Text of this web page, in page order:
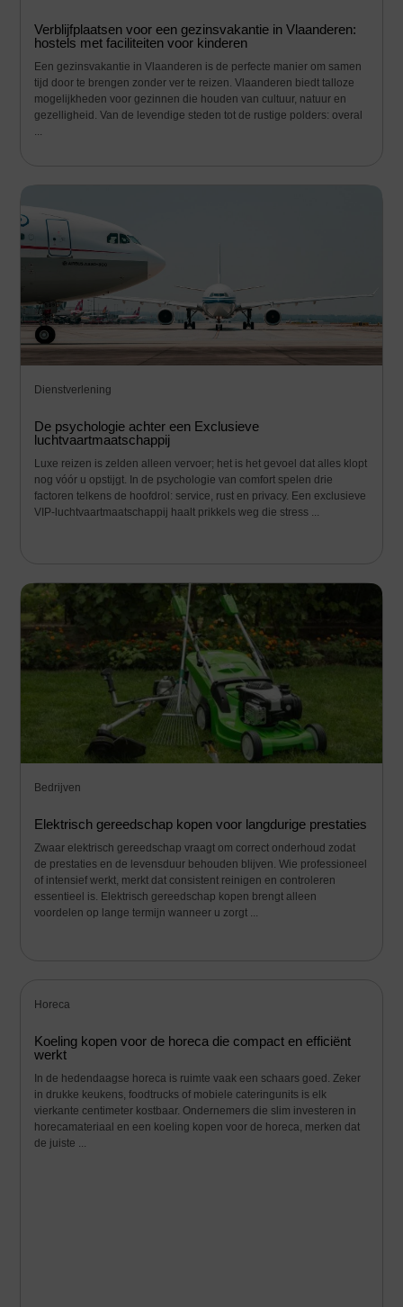
Verblijfplaatsen voor een gezinsvakantie in Vlaanderen:
hostels met faciliteiten voor kinderen
Een gezinsvakantie in Vlaanderen is de perfecte manier om samen
tijd door te brengen zonder ver te reizen. Vlaanderen biedt talloze
mogelijkheden voor gezinnen die houden van cultuur, natuur en
gezelligheid. Van de levendige steden tot de rustige polders: overal
Dienstverlening
De psychologie achter een Exclusieve
luchtvaartmaatschappij
Luxe reizen is zelden alleen vervoer; het is het gevoel dat alles klopt
nog vóór u opstijgt. In de psychologie van comfort spelen drie
factoren telkens de hoofdrol: service, rust en privacy. Een exclusieve
VIP-luchtvaartmaatschappij haalt prikkels weg die stress ...
Bedrijven
Elektrisch gereedschap kopen voor langdurige prestaties
Zwaar elektrisch gereedschap vraagt om correct onderhoud zodat
de prestaties en de levensduur behouden blijven. Wie professioneel
of intensief werkt, merkt dat consistent reinigen en controleren
essentieel is. Elektrisch gereedschap kopen brengt alleen
voordelen op lange termijn wanneer u zorgt ...
Horeca
Koeling kopen voor de horeca die compact en efficiënt
werkt
In de hedendaagse horeca is ruimte vaak een schaars goed. Zeker
in drukke keukens, foodtrucks of mobiele cateringunits is elk
vierkante centimeter kostbaar. Ondernemers die slim investeren in
horecamateriaal en een koeling kopen voor de horeca, merken dat
de juiste ...